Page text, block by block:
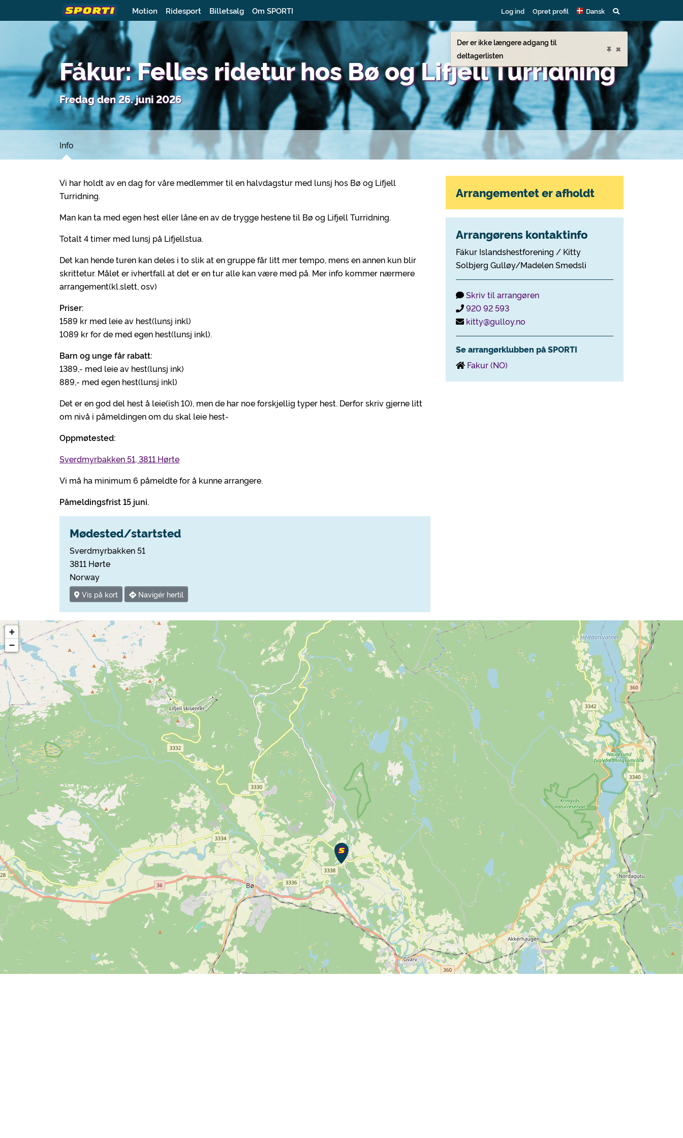
Motion Ridesport Billetsalg Om SPORTI Log ind Opret profil Dansk
Fákur: Felles ridetur hos Bø og Lifjell Turridning
Fredag den 26. juni 2026
Info
Vi har holdt av en dag for våre medlemmer til en halvdagstur med lunsj hos Bø og Lifjell
Turridning.
Man kan ta med egen hest eller låne en av de trygge hestene til Bø og Lifjell Turridning.
Totalt 4 timer med lunsj på Lifjellstua.
Det kan hende turen kan deles i to slik at en gruppe får litt mer tempo, mens en annen kun blir
skrittetur. Målet er ivhertfall at det er en tur alle kan være med på. Mer info kommer nærmere
arrangement(kl.slett, osv)
Priser:
1589 kr med leie av hest(lunsj inkl)
1089 kr for de med egen hest(lunsj inkl).
Barn og unge får rabatt:
1389,- med leie av hest(lunsj ink)
889,- med egen hest(lunsj inkl)
Det er en god del hest å leie(ish 10), men de har noe forskjellig typer hest. Derfor skriv gjerne litt
om nivå i påmeldingen om du skal leie hest-
Oppmøtested:
Sverdmyrbakken 51, 3811 Hørte
Vi må ha minimum 6 påmeldte for å kunne arrangere.
Påmeldingsfrist 15 juni.
Mødested/startsted
Sverdmyrbakken 51
3811 Hørte
Norway
Vis på kort Navigér hertil
Arrangementet er afholdt
Arrangørens kontaktinfo
Fákur Islandshestforening / Kitty
Solbjerg Gulløy/Madelen Smedsli
Skriv til arrangøren
920 92 593
kitty@gulloy.no
Se arrangørklubben på SPORTI
Fakur (NO)
+
−
Der er ikke længere adgang til
deltagerlisten
×